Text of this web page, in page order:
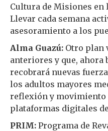
Cultura de Misiones
Llevar cada semana
asesoramiento a los
Alma Guazú: Otro plan
anteriores y que, ahora
recobrará nuevas
los adultos mayores
reflexión y movimiento
plataformas digitales
PRIM: Programa de